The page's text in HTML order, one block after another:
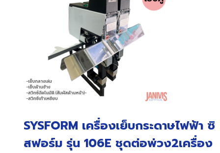
SYSFORM เครื่องเย็บกระดาษไฟฟ้า ซิ
สฟอร์ม รุ่น 106E ชุดต่อพ่วง2เครื่อง